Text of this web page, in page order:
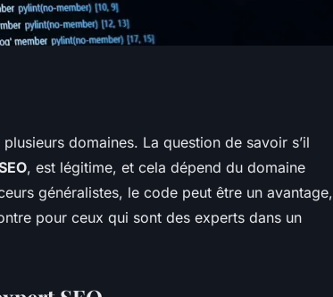
un
domaines. La question de savoir s’il
, est légitime, et cela dépend du domaine
généralistes, le code peut être un avantage,
pour ceux qui sont des experts dans un